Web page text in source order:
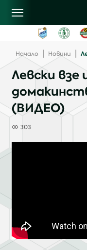
Начало Новини
Левски
(ВИДЕО)
303